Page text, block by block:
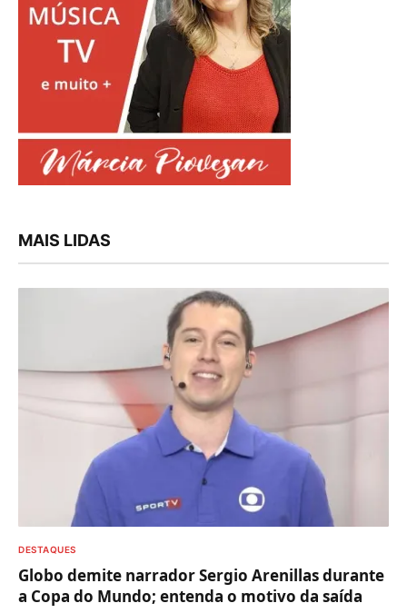
MAIS LIDAS
DESTAQUES
Globo demite narrador Sergio Arenillas durante
a Copa do Mundo; entenda o motivo da saída